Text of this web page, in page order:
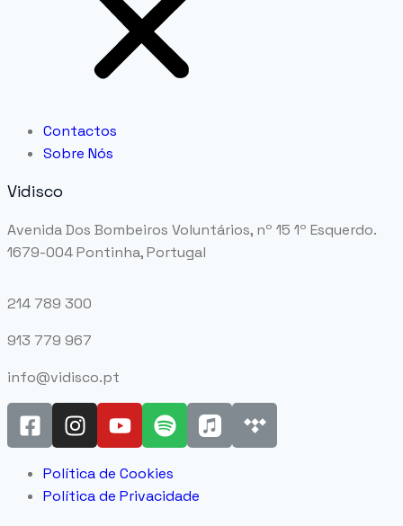
Contactos
Sobre Nós
Vidisco
Avenida Dos Bombeiros Voluntários, nº 15 1º Esquerdo.
1679-004 Pontinha, Portugal
214 789 300
913 779 967
info@vidisco.pt
Política de Cookies
Política de Privacidade